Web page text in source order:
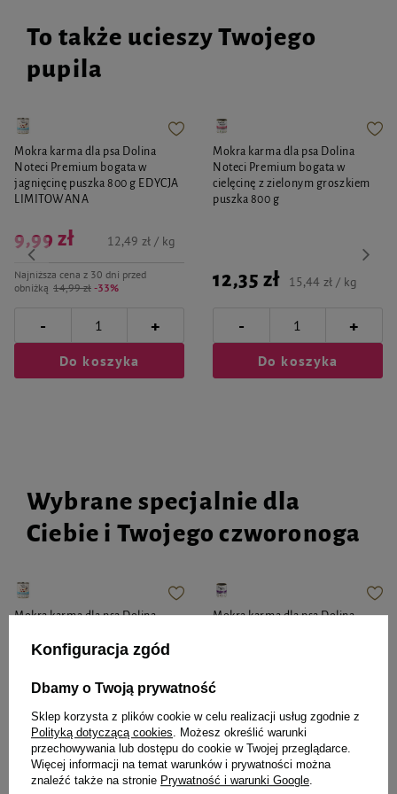
To także ucieszy Twojego
pupila
Mokra karma dla psa Dolina
Noteci Premium bogata w
jagnięcinę puszka 800 g EDYCJA
LIMITOWANA
Najniższa cena z 30 dni przed
obniżką 14,99 zł -33%
9,99 zł 12,49 zł / kg
- +
Do koszyka
Mokra karma dla psa Dolina
Noteci Premium bogata w
cielęcinę z zielonym groszkiem
puszka 800 g
12,35 zł 15,44 zł / kg
- +
Do koszyka
Wybrane specjalnie dla
Ciebie i Twojego czworonoga
Mokra karma dla psa Dolina
jagnięcinę puszka 800 g EDYCJA
Najniższa cena z 30 dni przed
obniżką 14,99 zł -33%
9,99 zł 12,49 zł / kg
Mokra karma dla psa Dolina
12,35 zł 15,44 zł / kg
Konfiguracja zgód
Dbamy o Twoją prywatność
Sklep korzysta z plików cookie w celu realizacji usług zgodnie z
Polityką dotyczącą cookies . Możesz określić warunki
przechowywania lub dostępu do cookie w Twojej przeglądarce.
Więcej informacji na temat warunków i prywatności można
znaleźć także na stronie Prywatność i warunki Google